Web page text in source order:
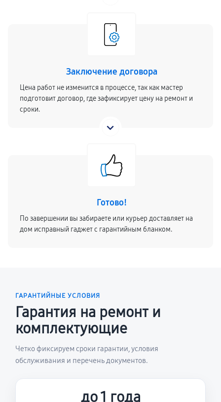
Заключение договора
Цена работ не изменится в процессе, так как мастер
подготовит договор, где зафиксирует цену на ремонт и
сроки.
Готово!
По завершении вы забираете или курьер доставляет на
дом исправный гаджет с гарантийным бланком.
ГАРАНТИЙНЫЕ УСЛОВИЯ
Гарантия на ремонт и
комплектующие
Четко фиксируем сроки гарантии, условия
обслуживания и перечень документов.
до 1 года